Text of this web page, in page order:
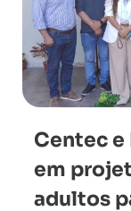
Centec e
em
adultos